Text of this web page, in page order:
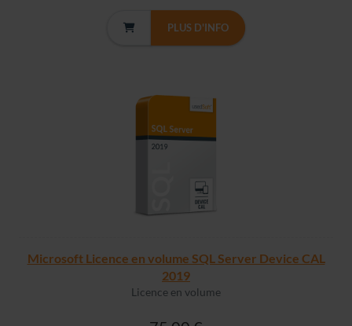
PLUS D'INFO
Microsoft Licence en volume SQL Server Device CAL
2019
Licence en volume